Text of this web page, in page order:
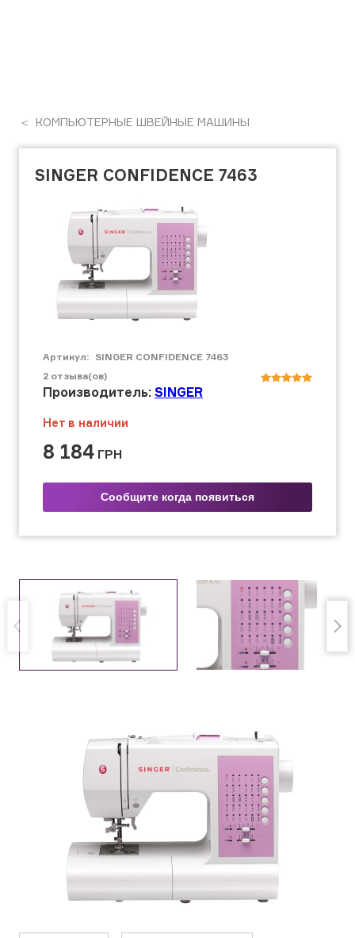
КОМПЬЮТЕРНЫЕ ШВЕЙНЫЕ МАШИНЫ
SINGER CONFIDENCE 7463
Артикул: SINGER CONFIDENCE 7463
2 отзыва(ов)
Производитель: SINGER
Нет в наличии
8 184 ГРН
Сообщите когда появиться